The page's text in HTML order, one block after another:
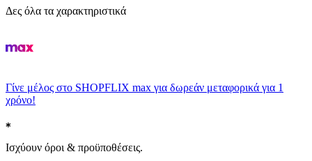
Δες όλα τα χαρακτηριστικά
Γίνε μέλος στο SHOPFLIX max για δωρεάν μεταφορικά για 1
χρόνο!
Ισχύουν όροι & προϋποθέσεις.